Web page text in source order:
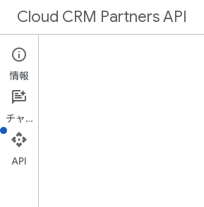
Cloud CRM Partners API
概要
v1
情報
チャット
API